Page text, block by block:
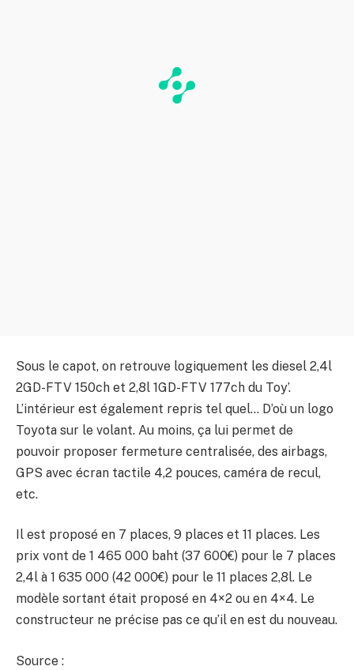
Sous le capot, on retrouve logiquement les diesel 2,4l
2GD-FTV 150ch et 2,8l 1GD-FTV 177ch du Toy’.
L’intérieur est également repris tel quel… D’où un logo
Toyota sur le volant. Au moins, ça lui permet de
pouvoir proposer fermeture centralisée, des airbags,
GPS avec écran tactile 4,2 pouces, caméra de recul,
etc.
Il est proposé en 7 places, 9 places et 11 places. Les
prix vont de 1 465 000 baht (37 600€) pour le 7 places
2,4l à 1 635 000 (42 000€) pour le 11 places 2,8l. Le
modèle sortant était proposé en 4×2 ou en 4×4. Le
constructeur ne précise pas ce qu’il en est du nouveau.
Source :